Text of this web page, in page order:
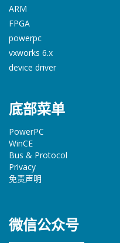
ARM
FPGA
powerpc
vxworks 6.x
device driver
底部菜单
PowerPC
WinCE
Bus & Protocol
Privacy
免责声明
微信公众号